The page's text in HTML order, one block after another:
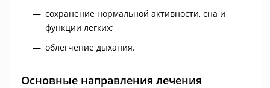
сохранение нормальной активности, сна и
функции лёгких;
облегчение дыхания.
Основные направления лечения